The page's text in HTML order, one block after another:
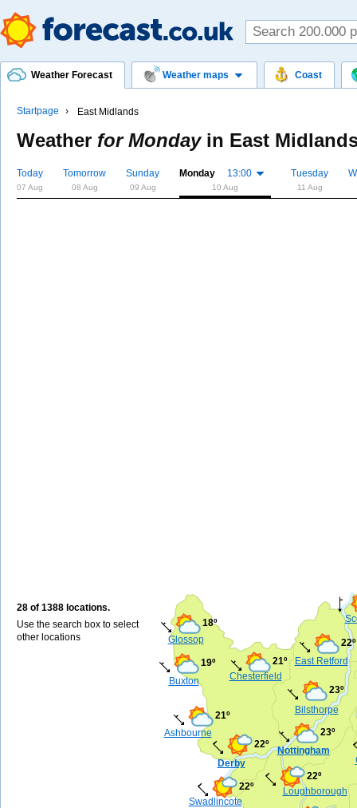
Weather Forecast Weather maps Coast
Startpage East Midlands
Weather for Mondayin East
Today
07 Aug
Tomorrow
08 Aug
Sunday
09 Aug
Monday 13:00
10 Aug
Tuesday
11 Aug
28 of 1388 locations.
Use the search box to select
other locations
Nottingham
23º
Derby
22º
Chesterfield
21º
Loughborough
22º
Swadlincote
22º
Glossop
18º
East Retford
22º
Buxton
19º
Ashbourne
21º Bilsthorpe
23º